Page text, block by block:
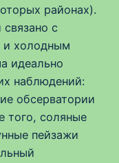
районах).
с
и холодным
идеально
наблюдений:
обсерватории
того, соляные
пейзажи